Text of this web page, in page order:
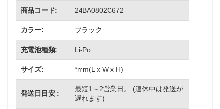
商品コード: 24BA0802C672
カラー: ブラック
充電池種類: Li-Po
サイズ: *mm(L x W x H)
発送日目安 :
最短1～2営業日。 (連休中は発送が
遅れます)